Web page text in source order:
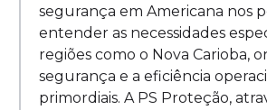
segurança em Americana nos
entender as necessidades
regiões como o Nova Carioba,
segurança e a eficiência
primordiais. A PS Proteção,